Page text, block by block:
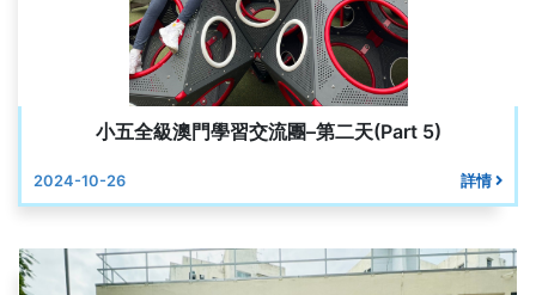
小五全級澳門學習交流團–第二天(Part 5)
2024-10-26 詳情